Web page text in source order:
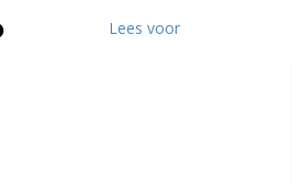
Lees voor